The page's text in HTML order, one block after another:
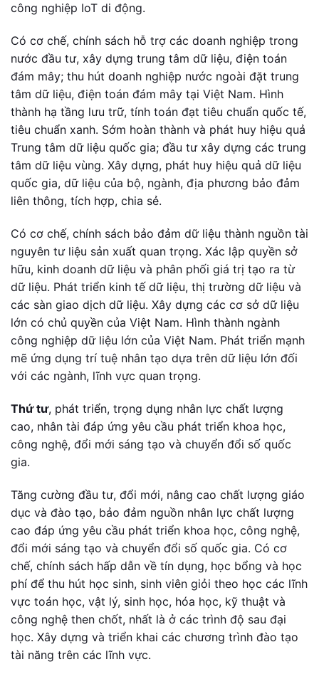
công nghiệp IoT di động.
Có cơ chế, chính sách hỗ trợ các doanh nghiệp trong
nước đầu tư, xây dựng trung tâm dữ liệu, điện toán
đám mây; thu hút doanh nghiệp nước ngoài đặt trung
tâm dữ liệu, điện toán đám mây tại Việt Nam. Hình
thành hạ tầng lưu trữ, tính toán đạt tiêu chuẩn quốc tế,
tiêu chuẩn xanh. Sớm hoàn thành và phát huy hiệu quả
Trung tâm dữ liệu quốc gia; đầu tư xây dựng các trung
tâm dữ liệu vùng. Xây dựng, phát huy hiệu quả dữ liệu
quốc gia, dữ liệu của bộ, ngành, địa phương bảo đảm
liên thông, tích hợp, chia sẻ.
Có cơ chế, chính sách bảo đảm dữ liệu thành nguồn tài
nguyên tư liệu sản xuất quan trọng. Xác lập quyền sở
hữu, kinh doanh dữ liệu và phân phối giá trị tạo ra từ
dữ liệu. Phát triển kinh tế dữ liệu, thị trường dữ liệu và
các sàn giao dịch dữ liệu. Xây dựng các cơ sở dữ liệu
lớn có chủ quyền của Việt Nam. Hình thành ngành
công nghiệp dữ liệu lớn của Việt Nam. Phát triển mạnh
mẽ ứng dụng trí tuệ nhân tạo dựa trên dữ liệu lớn đối
với các ngành, lĩnh vực quan trọng.
Thứ tư, phát triển, trọng dụng nhân lực chất lượng
cao, nhân tài đáp ứng yêu cầu phát triển khoa học,
công nghệ, đổi mới sáng tạo và chuyển đổi số quốc
gia.
Tăng cường đầu tư, đổi mới, nâng cao chất lượng giáo
dục và đào tạo, bảo đảm nguồn nhân lực chất lượng
cao đáp ứng yêu cầu phát triển khoa học, công nghệ,
đổi mới sáng tạo và chuyển đổi số quốc gia. Có cơ
chế, chính sách hấp dẫn về tín dụng, học bổng và học
phí để thu hút học sinh, sinh viên giỏi theo học các lĩnh
vực toán học, vật lý, sinh học, hóa học, kỹ thuật và
công nghệ then chốt, nhất là ở các trình độ sau đại
học. Xây dựng và triển khai các chương trình đào tạo
tài năng trên các lĩnh vực.